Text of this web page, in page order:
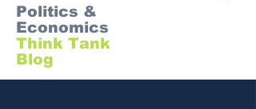
Politics &
Economics
Think Tank
Blog